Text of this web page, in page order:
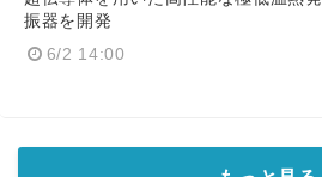
振器を開発
6/2 14:00